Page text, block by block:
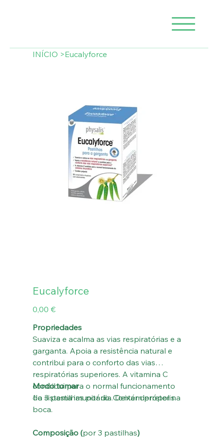
INÍCIO >Eucalyforce
Eucalyforce
Preço
0,00 €
Propriedades
Suaviza e acalma as vias respiratórias e a
garganta. Apoia a resistência natural e
contribui para o conforto das vias
respiratórias superiores. A vitamina C
contribui para o normal funcionamento
do sistema imunitário. Contém própolis.
Modo tomar
1 a 3 pastilhas por dia. Deixar derreter na
boca.
Composição (por 3 pastilhas)